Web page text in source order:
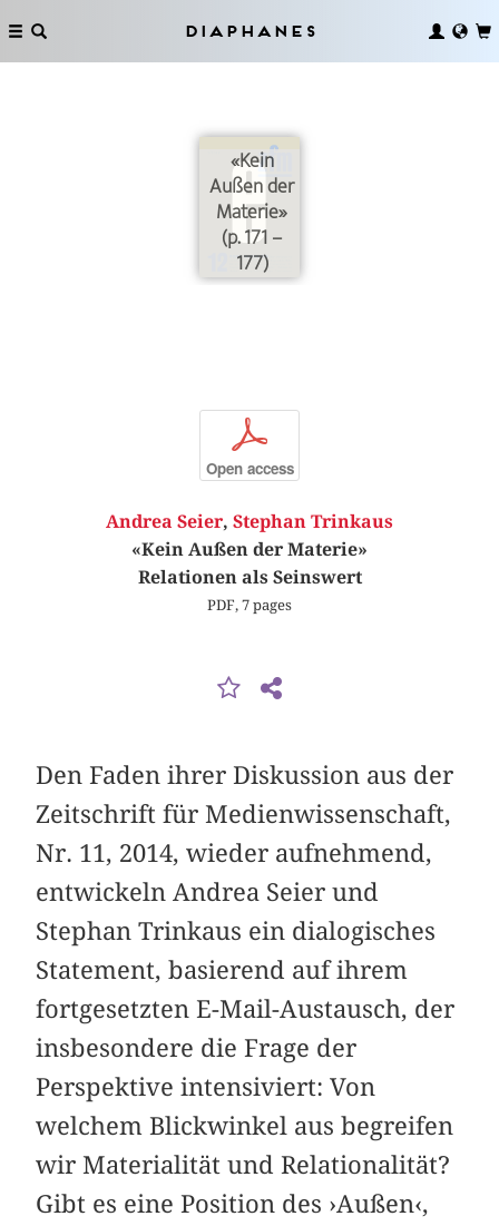
Diaphanes
«Kein
Außen der
Materie»
(p. 171 –
177)
p
Open access
Andrea Seier, Stephan Trinkaus
«Kein Außen der Materie»
Relationen als Seinswert
PDF, 7 pages
Den Faden ihrer Diskussion aus der
Zeitschrift für Medienwissenschaft,
Nr. 11, 2014, wieder aufnehmend,
entwickeln Andrea Seier und
Stephan Trinkaus ein dialogisches
Statement, basierend auf ihrem
fortgesetzten E-Mail-Austausch, der
insbesondere die Frage der
Perspektive intensiviert: Von
welchem Blickwinkel aus begreifen
wir Materialität und Relationalität?
Gibt es eine Position des ›Außen‹,